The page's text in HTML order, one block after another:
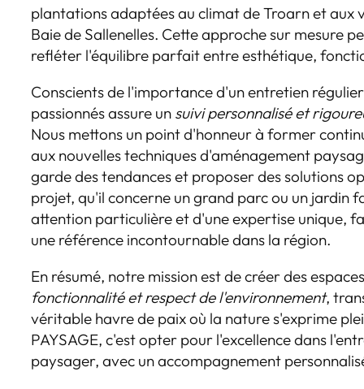
plantations adaptées au climat de Troarn et aux
Baie de Sallenelles. Cette approche sur mesure
refléter l'équilibre parfait entre esthétique,
Conscients de l'importance d'un entretien
passionnés assure un suivi personnalisé et
Nous mettons un point d'honneur à former
aux nouvelles techniques d'aménagement
garde des tendances et proposer des solutions
projet, qu'il concerne un grand parc ou un jardin
attention particulière et d'une expertise unique,
une référence incontournable dans la région.
En résumé, notre mission est de créer des
fonctionnalité et respect de l'environnement,
véritable havre de paix où la nature s'exprime
PAYSAGE, c'est opter pour l'excellence dans
paysager, avec un accompagnement